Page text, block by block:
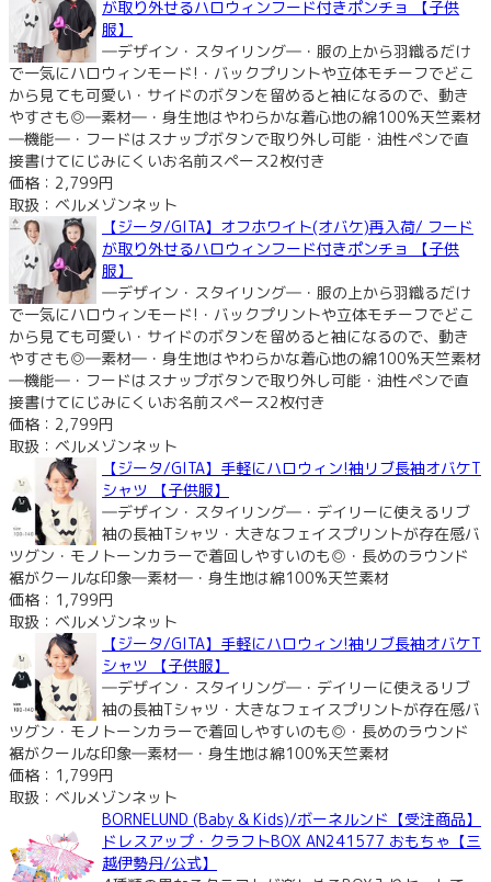
が取り外せるハロウィンフード付きポンチョ 【子供
服】
―デザイン・スタイリング―・服の上から羽織るだけ
で一気にハロウィンモード!・バックプリントや立体モチーフでどこ
から見ても可愛い・サイドのボタンを留めると袖になるので、動き
やすさも◎―素材―・身生地はやわらかな着心地の綿100%天竺素材
―機能―・フードはスナップボタンで取り外し可能・油性ペンで直
接書けてにじみにくいお名前スペース2枚付き
価格：2,799円
取扱：ベルメゾンネット
【ジータ/GITA】オフホワイト(オバケ)再入荷/ フード
が取り外せるハロウィンフード付きポンチョ 【子供
服】
―デザイン・スタイリング―・服の上から羽織るだけ
で一気にハロウィンモード!・バックプリントや立体モチーフでどこ
から見ても可愛い・サイドのボタンを留めると袖になるので、動き
やすさも◎―素材―・身生地はやわらかな着心地の綿100%天竺素材
―機能―・フードはスナップボタンで取り外し可能・油性ペンで直
接書けてにじみにくいお名前スペース2枚付き
価格：2,799円
取扱：ベルメゾンネット
【ジータ/GITA】手軽にハロウィン!袖リブ長袖オバケT
シャツ 【子供服】
―デザイン・スタイリング―・デイリーに使えるリブ
袖の長袖Tシャツ・大きなフェイスプリントが存在感バ
ツグン・モノトーンカラーで着回しやすいのも◎・長めのラウンド
裾がクールな印象―素材―・身生地は綿100%天竺素材
価格：1,799円
取扱：ベルメゾンネット
【ジータ/GITA】手軽にハロウィン!袖リブ長袖オバケT
シャツ 【子供服】
―デザイン・スタイリング―・デイリーに使えるリブ
袖の長袖Tシャツ・大きなフェイスプリントが存在感バ
ツグン・モノトーンカラーで着回しやすいのも◎・長めのラウンド
裾がクールな印象―素材―・身生地は綿100%天竺素材
価格：1,799円
取扱：ベルメゾンネット
BORNELUND (Baby & Kids)/ボーネルンド【受注商品】
ドレスアップ・クラフトBOX AN241577 おもちゃ【三
越伊勢丹/公式】